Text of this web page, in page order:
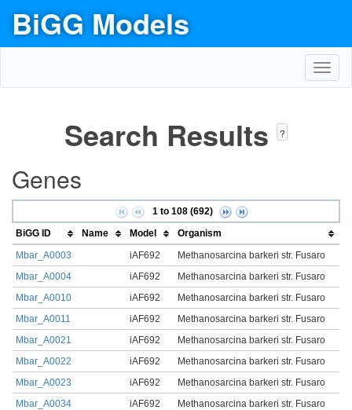
BiGG Models
Search Results ?
Genes
1 to 108 (692)
BiGG ID
Name Model
Organism
Mbar_A0003
iAF692
Methanosarcina barkeri str. Fusaro
Mbar_A0004
iAF692
Methanosarcina barkeri str. Fusaro
Mbar_A0010
iAF692
Methanosarcina barkeri str. Fusaro
Mbar_A0011
iAF692
Methanosarcina barkeri str. Fusaro
Mbar_A0021
iAF692
Methanosarcina barkeri str. Fusaro
Mbar_A0022
iAF692
Methanosarcina barkeri str. Fusaro
Mbar_A0023
iAF692
Methanosarcina barkeri str. Fusaro
Mbar_A0034
iAF692
Methanosarcina barkeri str. Fusaro